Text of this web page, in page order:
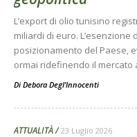
L’export di olio tunisino
miliardi di euro. L’esenzione
posizionamento del Paese,
ormai ridefinendo il mercato
Di Debora Degl’Innocenti
ATTUALITÀ 23 Luglio 2026